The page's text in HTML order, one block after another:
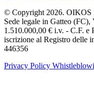
© Copyright 2026. OIKOS
Sede legale in Gatteo
1.510.000,00 € i.v. - C.F. e
iscrizione al Registro delle
446356
Privacy Policy